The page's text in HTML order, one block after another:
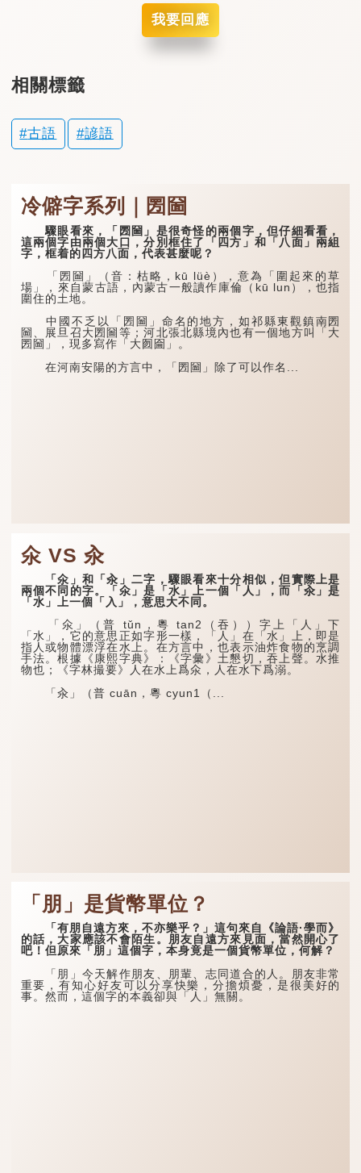
我要回應
相關標籤
古語 諺語
冷僻字系列｜圐圙
驟眼看來，「圐圙」是很奇怪的兩個字，但仔細看看，
這兩個字由兩個大口，分別框住了「四方」和「八面」兩組
字，框着的四方八面，代表甚麼呢？
「圐圙」（音：枯略，kū lüè），意為「圍起來的草
場」，來自蒙古語，內蒙古一般讀作庫倫（kū lun），也指
圍住的土地。
中國不乏以「圐圙」命名的地方，如祁縣東觀鎮南圐
圙、展旦召大圐圙等；河北張北縣境內也有一個地方叫「大
圐圙」，現多寫作「大囫圇」。
在河南安陽的方言中，「圐圙」除了可以作名...
氽 VS 汆
「氽」和「汆」二字，驟眼看來十分相似，但實際上是
兩個不同的字。「氽」是「水」上一個「人」，而「汆」是
「水」上一個「入」，意思大不同。
「氽」（普 tǔn，粵 tan2（吞））字上「人」下
「水」，它的意思正如字形一樣，「人」在「水」上，即是
指人或物體漂浮在水上。在方言中，也表示油炸食物的烹調
手法。根據《康熙字典》：《字彙》土懇切，吞上聲。水推
物也；《字林撮要》人在水上爲氽，人在水下爲溺。
「汆」（普 cuān，粵 cyun1（...
「朋」是貨幣單位？
「有朋自遠方來，不亦樂乎？」這句來自《論語·學而》
的話，大家應該不會陌生。朋友自遠方來見面，當然開心了
吧！但原來「朋」這個字，本身竟是一個貨幣單位，何解？
「朋」今天解作朋友、朋輩、志同道合的人。朋友非常
重要，有知心好友可以分享快樂，分擔煩憂，是很美好的
事。然而，這個字的本義卻與「人」無關。